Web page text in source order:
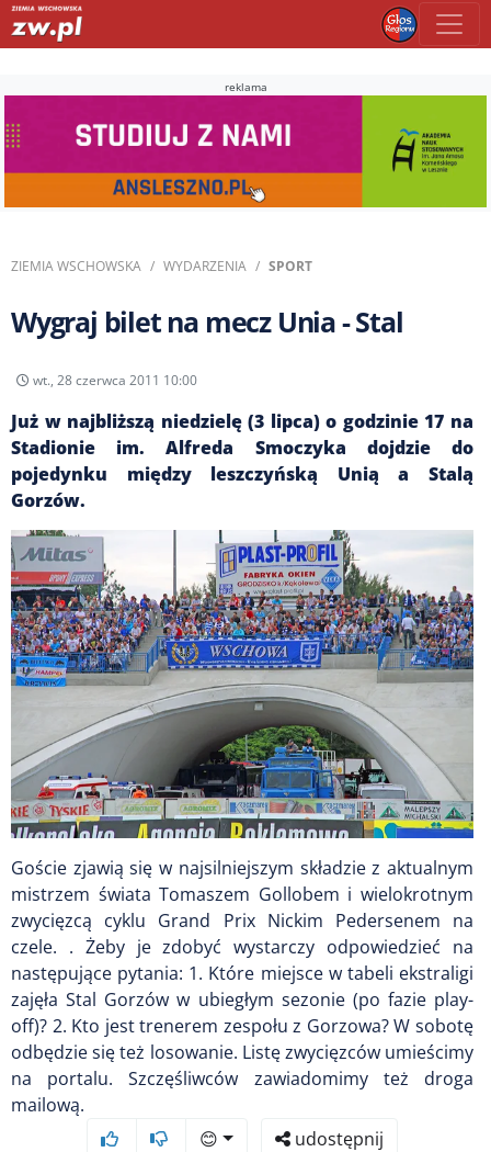
reklama
ZIEMIA WSCHOWSKA WYDARZENIA SPORT
Wygraj bilet na mecz Unia - Stal
wt., 28 czerwca 2011 10:00
Już w najbliższą niedzielę (3 lipca) o godzinie 17 na
Stadionie im. Alfreda Smoczyka dojdzie do
pojedynku między leszczyńską Unią a Stalą
Gorzów.
Goście zjawią się w najsilniejszym składzie z aktualnym
mistrzem świata Tomaszem Gollobem i wielokrotnym
zwycięzcą cyklu Grand Prix Nickim Pedersenem na
czele. . Żeby je zdobyć wystarczy odpowiedzieć na
następujące pytania: 1. Które miejsce w tabeli ekstraligi
zajęła Stal Gorzów w ubiegłym sezonie (po fazie play-
off)? 2. Kto jest trenerem zespołu z Gorzowa? W sobotę
odbędzie się też losowanie. Listę zwycięzców umieścimy
na portalu. Szczęśliwców zawiadomimy też droga
mailową.
😊
udostępnij